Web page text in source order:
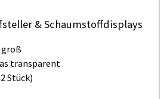
& Schaumstoffdisplays
groß
transparent
Stück)